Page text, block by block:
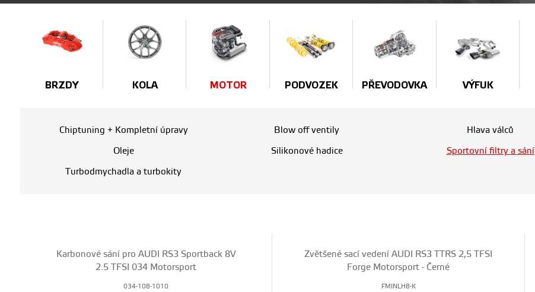
BRZDY KOLA MOTOR PODVOZEK PŘEVODOVKA VÝFUK
Chiptuning + Kompletní úpravy Blow off ventily Hlava válců
Oleje
Silikonové hadice Sportovní filtry a sání
Turbodmychadla a turbokity
Karbonové sání pro AUDI RS3 Sportback 8V
2.5 TFSI 034 Motorsport
034-108-1010
Zvětšené sací vedení AUDI RS3 TTRS 2,5 TFSI
Forge Motorsport - Černé
FMINLH8-K